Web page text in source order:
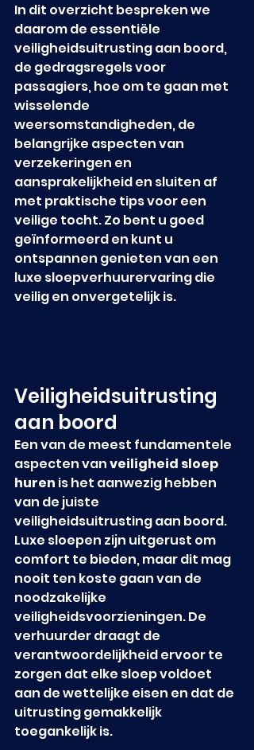
In dit overzicht bespreken we
daarom de essentiële
veiligheidsuitrusting aan boord,
de gedragsregels voor
passagiers, hoe om te gaan met
wisselende
weersomstandigheden, de
belangrijke aspecten van
verzekeringen en
aansprakelijkheid en sluiten af
met praktische tips voor een
veilige tocht. Zo bent u goed
geïnformeerd en kunt u
ontspannen genieten van een
luxe sloepverhuurervaring die
veilig en onvergetelijk is.
Veiligheidsuitrusting
aan boord
Een van de meest fundamentele
aspecten van veiligheid sloep
huren is het aanwezig hebben
van de juiste
veiligheidsuitrusting aan boord.
Luxe sloepen zijn uitgerust om
comfort te bieden, maar dit mag
nooit ten koste gaan van de
noodzakelijke
veiligheidsvoorzieningen. De
verhuurder draagt de
verantwoordelijkheid ervoor te
zorgen dat elke sloep voldoet
aan de wettelijke eisen en dat de
uitrusting gemakkelijk
toegankelijk is.